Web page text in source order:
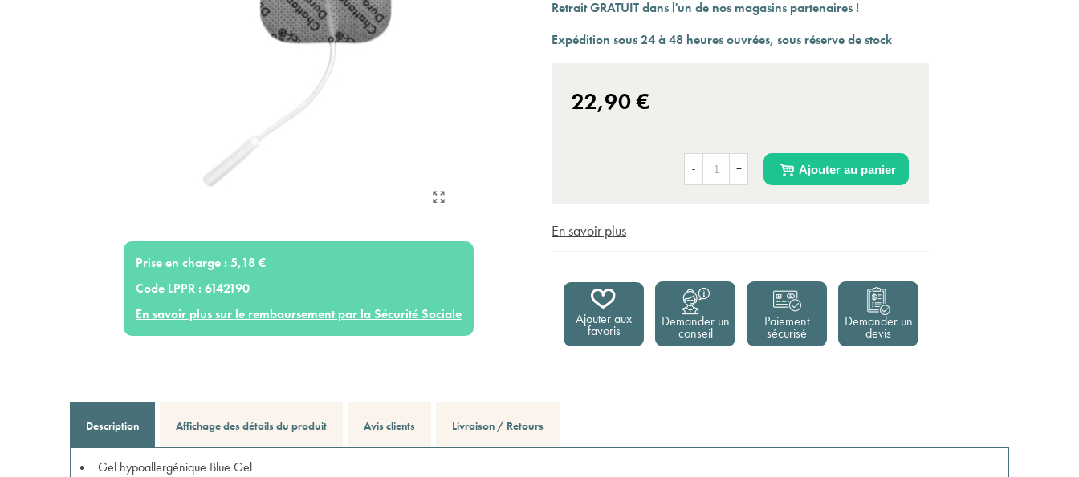
Expédition sous 24 à 48 heures ouvrées*
Prise en charge :5,18 €
Code LPPR :6142190
En savoir plus sur le remboursement par la Sécurité Sociale
Retrait GRATUIT dans l'un de nos magasins partenaires !
Expédition sous 24 à 48 heures ouvrées, sous réserve de stock
22,90 €
- + Ajouter au panier
En savoir plus
Ajouter aux
favoris
Demander un
conseil
Paiement
sécurisé
Demander un
devis
Description Affichage des détails du produit Avis clients Livraison / Retours
Gel hypoallergénique Blue Gel